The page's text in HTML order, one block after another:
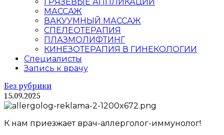
МАССАЖ
ВАКУУМНЫЙ МАССАЖ
СПЕЛЕОТЕРАПИЯ
ПЛАЗМОЛИФТИНГ
КИНЕЗОТЕРАПИЯ В ГИНЕКОЛОГИИ
Специалисты
Запись к врачу
Без рубрики
15.09.2025
К нам приезжает врач-аллерголог-иммунолог!